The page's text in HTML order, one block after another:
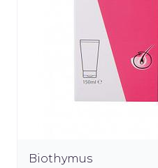
Biothymus